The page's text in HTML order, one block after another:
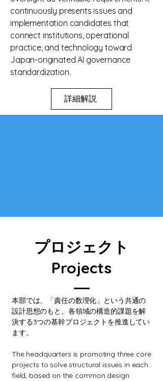
continuously presents issues and
implementation candidates that
connect institutions, operational
practice, and technology toward
Japan-originated AI governance
standardization.
詳細解説
プロジェクト
Projects
本部では、「責任の数理化」という共通の
設計思想のもと、各領域の構造的課題を解
決する3つの基幹プロジェクトを推進してい
ます。
The headquarters is promoting three core
projects to solve structural issues in each
field, based on the common design